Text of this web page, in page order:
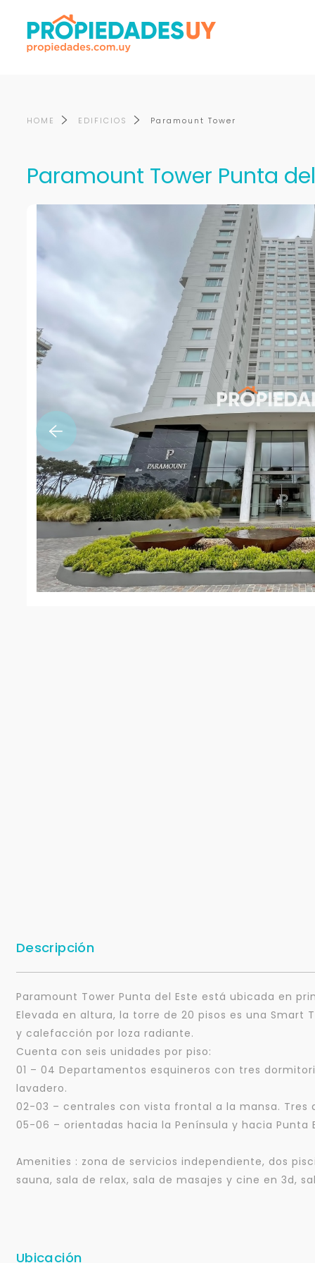
HOME EDIFICIOS Paramount Tower
Paramount Tower Punta
Descripción
Paramount Tower Punta del Este está ubicada en
Elevada en altura, la torre de 20 pisos es una
y calefacción por loza radiante.
Cuenta con seis unidades por piso:
01 – 04 Departamentos esquineros con tres
lavadero.
02-03 – centrales con vista frontal a la mansa.
05-06 – orientadas hacia la Península y hacia
Amenities : zona de servicios independiente, dos
sauna, sala de relax, sala de masajes y cine en 3d,
Ubicación